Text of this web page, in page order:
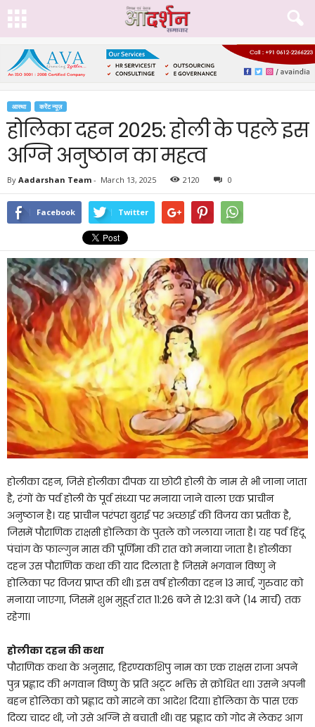
आस्था करेंट न्यूज़
होलिका दहन 2025: होली के पहले इस
अग्नि अनुष्ठान का महत्व
By Aadarshan Team - March 13, 2025 2120 0
Facebook Twitter
होलीका दहन, जिसे होलीका दीपक या छोटी होली के नाम से भी जाना जाता
है, रंगों के पर्व होली के पूर्व संध्या पर मनाया जाने वाला एक प्राचीन
अनुष्ठान है। यह प्राचीन परंपरा बुराई पर अच्छाई की विजय का प्रतीक है,
जिसमें पौराणिक राक्षसी होलिका के पुतले को जलाया जाता है। यह पर्व हिंदू
पंचांग के फाल्गुन मास की पूर्णिमा की रात को मनाया जाता है। होलीका
दहन उस पौराणिक कथा की याद दिलाता है जिसमें भगवान विष्णु ने
होलिका पर विजय प्राप्त की थी। इस वर्ष होलीका दहन 13 मार्च, गुरुवार को
मनाया जाएगा, जिसमें शुभ मुहूर्त रात 11:26 बजे से 12:31 बजे (14 मार्च) तक
रहेगा।
होलीका दहन की कथा
पौराणिक कथा के अनुसार, हिरण्यकशिपु नाम का एक राक्षस राजा अपने
पुत्र प्रह्लाद की भगवान विष्णु के प्रति अटूट भक्ति से क्रोधित था। उसने अपनी
बहन होलिका को प्रह्लाद को मारने का आदेश दिया। होलिका के पास एक
दिव्य चादर थी, जो उसे अग्नि से बचाती थी। वह प्रह्लाद को गोद में लेकर आग